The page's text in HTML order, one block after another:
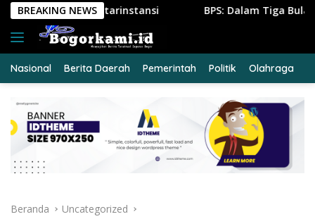
Langsung
konten
BREAKING NEWSBPS: Dalam Tiga Bulan, Lebih dari
Nasional Berita Daerah Pemerintah Politik Olahraga
Beranda Uncategorized